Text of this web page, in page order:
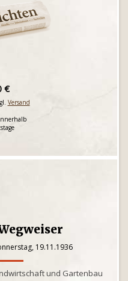
€
Versand
19.11.1936
und Gartenbau